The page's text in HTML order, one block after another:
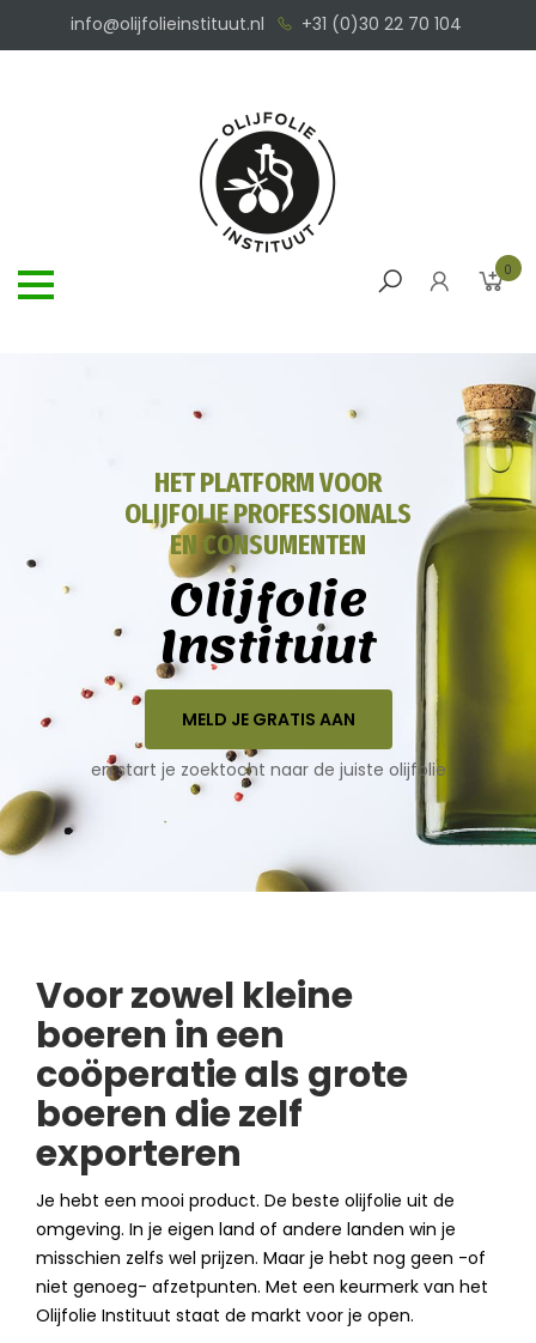
info@olijfolieinstituut.nl +31 (0)30 22 70 104
0
HET PLATFORM VOOR
OLIJFOLIE PROFESSIONALS
EN CONSUMENTEN
Olijfolie
Instituut
MELD JE GRATIS AAN
en start je zoektocht naar de juiste olijfolie
Voor zowel kleine
boeren in een
coöperatie als grote
boeren die zelf
exporteren
Je hebt een mooi product. De beste olijfolie uit de
omgeving. In je eigen land of andere landen win je
misschien zelfs wel prijzen. Maar je hebt nog geen -of
niet genoeg- afzetpunten. Met een keurmerk van het
Olijfolie Instituut staat de markt voor je open.